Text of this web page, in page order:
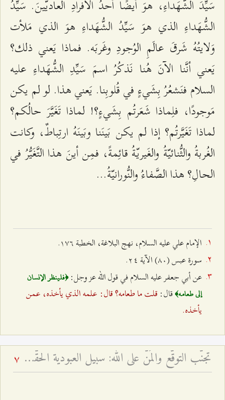
سَيِّدَ الشُّهَداءِ، هوَ أيضًا أحدُ الأفرادِ العاديّينَ. سَيِّدُ
الشُّهَداءِ الذي هوَ سَيِّدُ الشُّهَداءِ هوَ الذي مَلأت
وَلايتُهُ شَرقَ عالَمِ الوُجودِ وغَربَه. فماذا يَعني ذلك؟
يَعني أنَّنا الآنَ هُنا نَذكُرُ اسمَ سَيِّدِ الشُّهَداءِ عليه
السلام فنَشعُرُ بِشَيءٍ في قُلوبِنا. يَعني هذا. لو لم يكن
مَوجودًا، فلِماذا شَعَرتُم بِشَيءٍ؟! لماذا تَغَيَّرَ حالُكم؟
لماذا تَغَيَّرتُم؟ إذا لم يكن بَينَنا وبَينَهُ ارتِباطٌ، وكانت
الغُربةُ والثُّنائيّةُ والغَيريّةُ قائِمةً، فمِن أينَ هذا التَّغَيُّرُ في
الحالِ؟ هذا الصَّفاءُ والنُّورانيّةُ...
الإمام علي عليه السلام، نهج البلاغة، الخطبة ۱۷٦.
سورة عبس (۸۰) الآية ٢٤.
عن أبي جعفر عليه السلام في قول الله عز وجل:﴿فلينظر الإنسان
إلى طعامه﴾قال: قلت ما طعامه؟ قال: علمه الذي يأخذه، عمن
يأخذه.
تجنّب التوقّع والمَنّ على الله: سبيل العبودية الحقّة - لسانٌ فصيحٌ وقلبٌ مُظلمٌ أم لسانٌ ألكَنٌ وقلبٌ مُضيءٌ؟ 7